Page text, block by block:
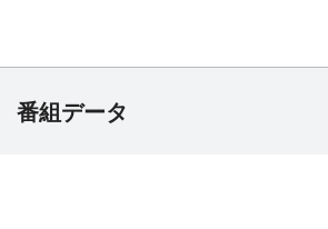
レーオフを制し、約2年11カ月ぶ
勝！2010年、2012年に続く10年
VISA太平洋マスターズ」3勝目。
番組データ